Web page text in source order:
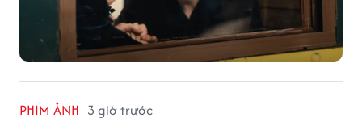
PHIM ẢNH 3 giờ trước